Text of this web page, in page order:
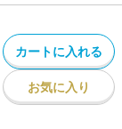
カートに入れる
お気に入り